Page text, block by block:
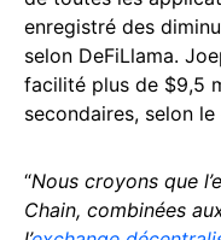
enregistré des
selon DeFiLlama.
facilité plus de $9,5
secondaires, selon
“Nous croyons que
Chain, combinées